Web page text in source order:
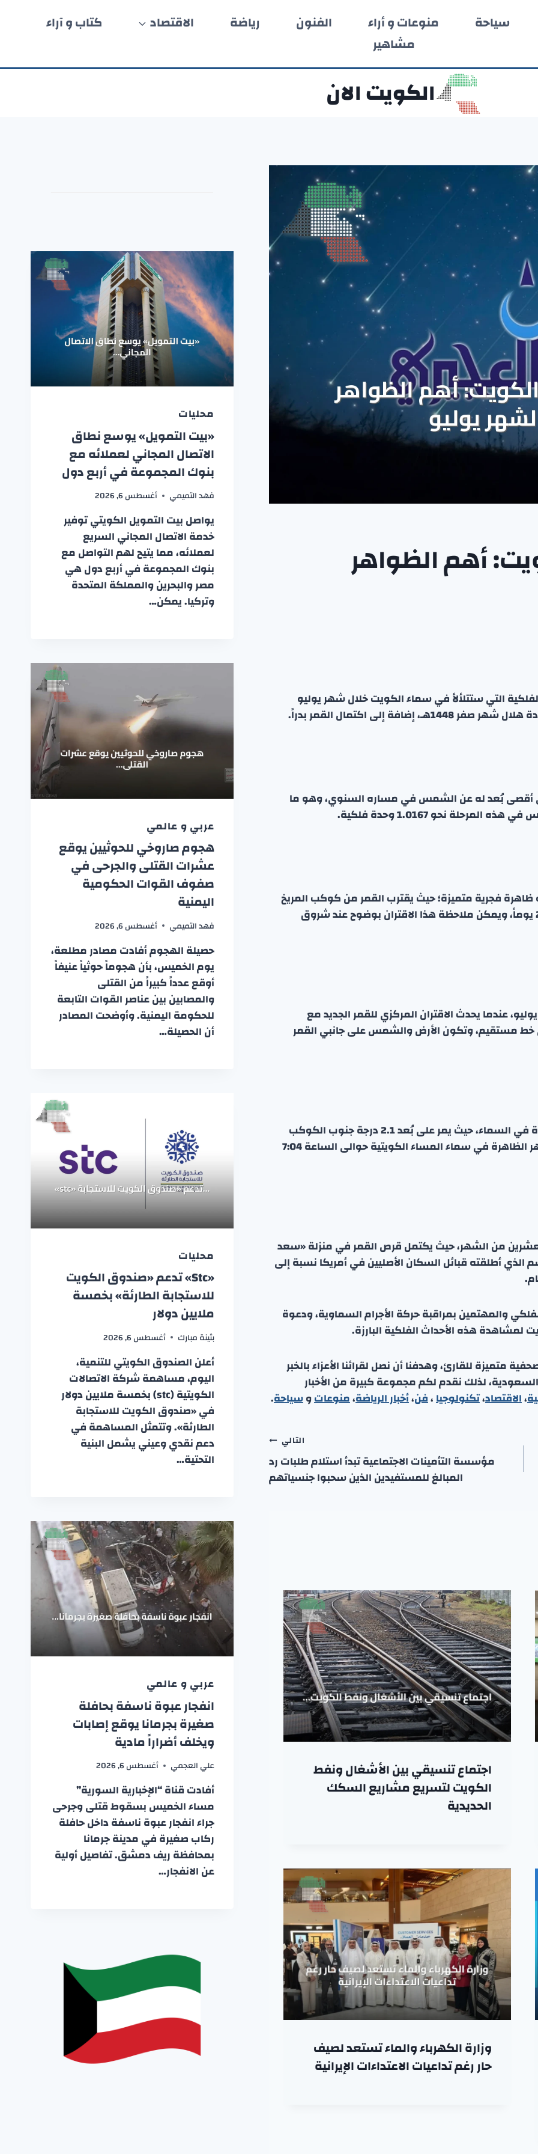
سياحة منوعات و أراء الفنون رياضة الاقتصاد
كتاب و آراء
مشاهير
الكويت الان
أهم الظواهر
التي ستتلألأ في سماء الكويت خلال شهر يوليو
إلى اكتمال القمر بدراً.
أقصى بُعد له عن الشمس في مساره السنوي، وهو ما
نحو 1.0167 وحدة فلكية.
فجرية متميزة؛ حيث يقترب القمر من كوكب المريخ
بفارق 5.19 درجة شماله. القمر حينها يكون في عمر 26 يوماً، ويمكن ملاحظة هذا الاقتران بوضوح عند شروق
عندما يحدث الاقتران المركزي للقمر الجديد مع
مستقيم، وتكون الأرض والشمس على جانبي القمر
في السابع عشر من يوليو، سيقابل القمر كوكب الزهرة في السماء، حيث يمر على بُعد 2.1 درجة جنوب الكوكب
اللامع. القمر في ذلك اليوم يبلغ عمره ثلاثة أيام، وتظهر الظاهرة في سماء المساء الكويتية حوالى الساعة 7:04
من الشهر، حيث يكتمل قرص القمر في منزلة «سعد
الذي أطلقته قبائل السكان الأصليين في أمريكا نسبة إلى
والمهتمين بمراقبة حركة الأجرام السماوية، ودعوة
لمشاهدة هذه الأحداث الفلكية البارزة.
متميزة للقارئ، وهدفنا أن نصل لقرائنا الأعزاء بالخبر
لذلك نقدم لكم مجموعة كبيرة من الأخبار
،الاقتصاد،تكنولوجيا،فن،أخبار الرياضة،منوعاتوسياحة.
التالي
مؤسسة التأمينات الاجتماعية تبدأ استلام طلبات رد
المبالغ للمستفيدين الذين سحبوا جنسياتهم
اجتماع تنسيقي بين الأشغال ونفط
الكويت لتسريع مشاريع السكك
الحديدية
وزارة الكهرباء والماء تستعد لصيف
حار رغم تداعيات الاعتداءات الإيرانية
محليات
«بيت التمويل» يوسع نطاق
الاتصال المجاني لعملائه مع
بنوك المجموعة في أربع دول
فهد التميمي أغسطس 6, 2026
يواصل بيت التمويل الكويتي توفير
خدمة الاتصال المجاني السريع
لعملائه، مما يتيح لهم التواصل مع
بنوك المجموعة في أربع دول هي
مصر والبحرين والمملكة المتحدة
وتركيا. يمكن…
عربي و عالمي
هجوم صاروخي للحوثيين يوقع
عشرات القتلى والجرحى في
صفوف القوات الحكومية
اليمنية
فهد التميمي أغسطس 6, 2026
حصيلة الهجوم أفادت مصادر مطلعة،
يوم الخميس، بأن هجوماً حوثياً عنيفاً
أوقع عدداً كبيراً من القتلى
والمصابين بين عناصر القوات التابعة
للحكومة اليمنية. وأوضحت المصادر
أن الحصيلة…
محليات
«stc» تدعم «صندوق الكويت
للاستجابة الطارئة» بخمسة
ملايين دولار
بثينة مبارك أغسطس 6, 2026
أعلن الصندوق الكويتي للتنمية،
اليوم، مساهمة شركة الاتصالات
الكويتية (stc) بخمسة ملايين دولار
في «صندوق الكويت للاستجابة
الطارئة». وتتمثل المساهمة في
دعم نقدي وعيني يشمل البنية
التحتية…
عربي و عالمي
انفجار عبوة ناسفة بحافلة
صغيرة بجرمانا يوقع إصابات
ويخلف أضراراً مادية
علي العجمي أغسطس 6, 2026
أفادت قناة “الإخبارية السورية”
مساء الخميس بسقوط قتلى وجرحى
جراء انفجار عبوة ناسفة داخل حافلة
ركاب صغيرة في مدينة جرمانا
بمحافظة ريف دمشق. تفاصيل أولية
عن الانفجار…